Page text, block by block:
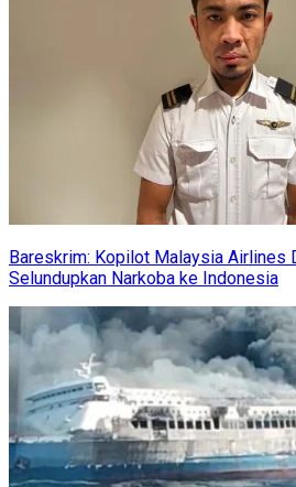
Bareskrim: Kopilot Malaysia Airlines
Selundupkan Narkoba ke Indonesia